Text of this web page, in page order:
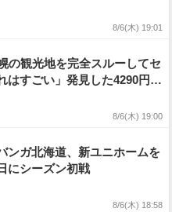
8/6(木) 19:01
の観光地を完全スルーしてセ
はすごい」発見した4290円商
的な出会い」
8/6(木) 19:00
ンガ北海道、新ユニホームを
シーズン初戦
8/6(木) 18:58